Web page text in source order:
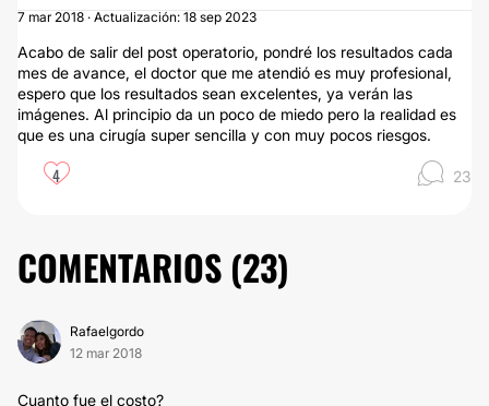
7 mar 2018 · Actualización: 18 sep 2023
Acabo de salir del post operatorio, pondré los resultados cada
mes de avance, el doctor que me atendió es muy profesional,
espero que los resultados sean excelentes, ya verán las
imágenes. Al principio da un poco de miedo pero la realidad es
que es una cirugía super sencilla y con muy pocos riesgos.
4 23
COMENTARIOS (23)
Rafaelgordo
12 mar 2018
Cuanto fue el costo?